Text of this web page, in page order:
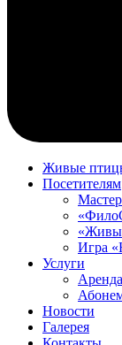
Живые
Посетителям
Игра
Услуги
Новости
Галерея